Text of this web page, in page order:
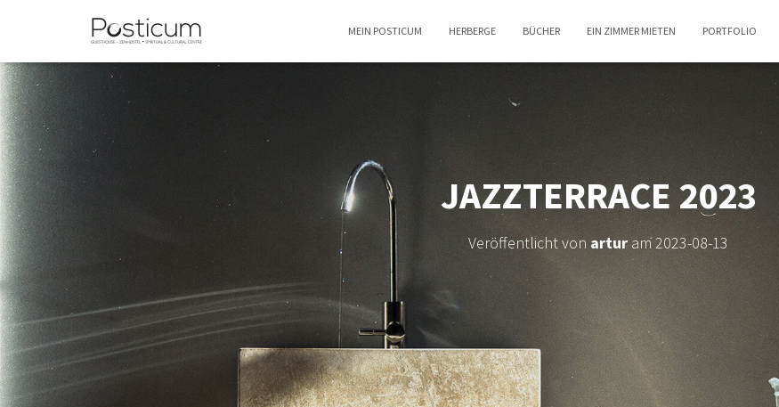
MEIN POSTICUM HERBERGE BÜCHER EIN ZIMMER MIETEN PORTFOLIO
JAZZTERRACE 2023
Veröffentlicht von artur am2023-08-13